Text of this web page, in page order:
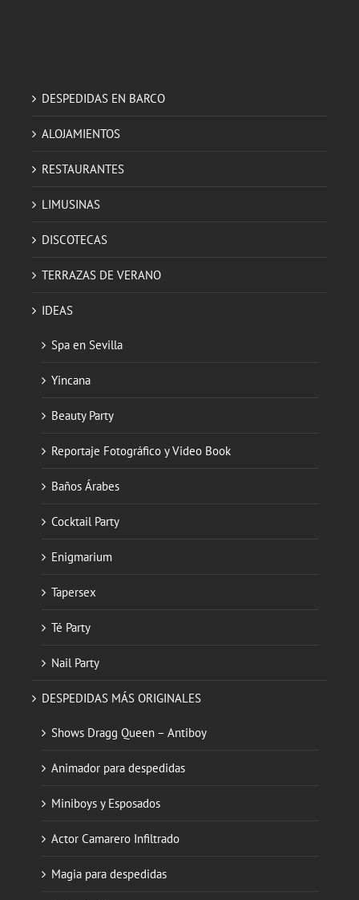
DESPEDIDAS EN BARCO
ALOJAMIENTOS
RESTAURANTES
LIMUSINAS
DISCOTECAS
TERRAZAS DE VERANO
IDEAS
Spa en Sevilla
Yincana
Beauty Party
Reportaje Fotográfico y Video Book
Baños Árabes
Cocktail Party
Enigmarium
Tapersex
Té Party
Nail Party
DESPEDIDAS MÁS ORIGINALES
Shows Dragg Queen – Antiboy
Animador para despedidas
Miniboys y Esposados
Actor Camarero Infiltrado
Magia para despedidas